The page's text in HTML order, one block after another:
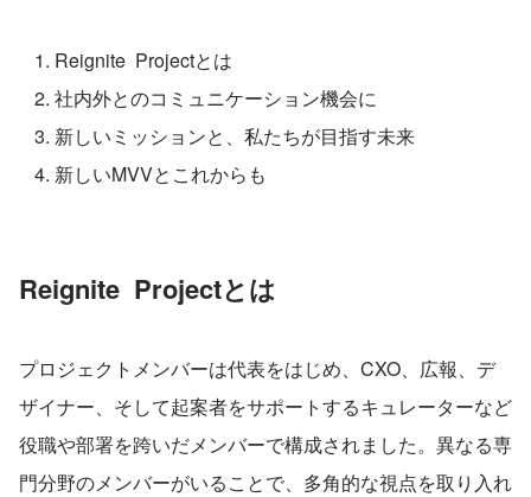
Reignite  Projectとは
社内外とのコミュニケーション機会に
新しいミッションと、私たちが目指す未来
新しいMVVとこれからも
Reignite  Projectとは
プロジェクトメンバーは代表をはじめ、CXO、広報、デ
ザイナー、そして起案者をサポートするキュレーターなど
役職や部署を跨いだメンバーで構成されました。異なる専
門分野のメンバーがいることで、多角的な視点を取り入れ